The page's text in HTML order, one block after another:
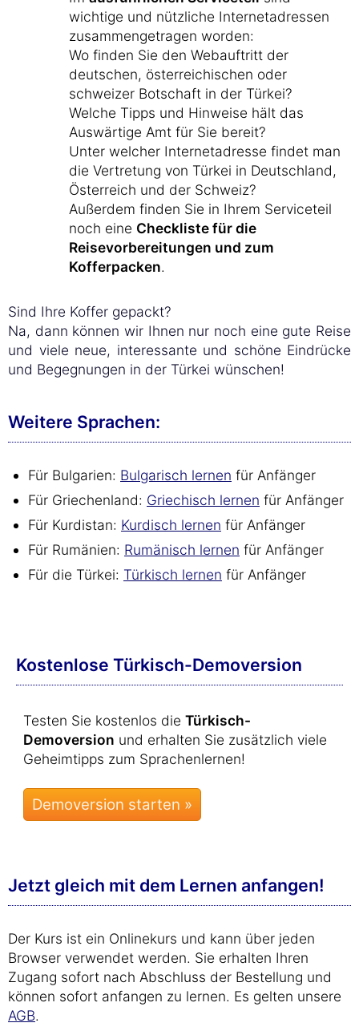
wichtige und nützliche Internetadressen
zusammengetragen worden:
Wo finden Sie den Webauftritt der
deutschen, österreichischen oder
schweizer Botschaft in der Türkei?
Welche Tipps und Hinweise hält das
Auswärtige Amt für Sie bereit?
Unter welcher Internetadresse findet man
die Vertretung von Türkei in Deutschland,
Österreich und der Schweiz?
Außerdem finden Sie in Ihrem Serviceteil
noch eine Checkliste für die
Reisevorbereitungen und zum
Kofferpacken.
Sind Ihre Koffer gepackt?
Na, dann können wir Ihnen nur noch eine gute Reise
und viele neue, interessante und schöne Eindrücke
und Begegnungen in der Türkei wünschen!
Weitere Sprachen:
Für Bulgarien: Bulgarisch lernen für Anfänger
Für Griechenland: Griechisch lernen für Anfänger
Für Kurdistan: Kurdisch lernen für Anfänger
Für Rumänien: Rumänisch lernen für Anfänger
Für die Türkei: Türkisch lernen für Anfänger
Kostenlose Türkisch-Demoversion
Testen Sie kostenlos die Türkisch-
Demoversion und erhalten Sie zusätzlich viele
Geheimtipps zum Sprachenlernen!
Jetzt gleich mit dem Lernen anfangen!
Der Kurs ist ein Onlinekurs und kann über jeden
Browser verwendet werden. Sie erhalten Ihren
Zugang sofort nach Abschluss der Bestellung und
können sofort anfangen zu lernen. Es gelten unsere
AGB.